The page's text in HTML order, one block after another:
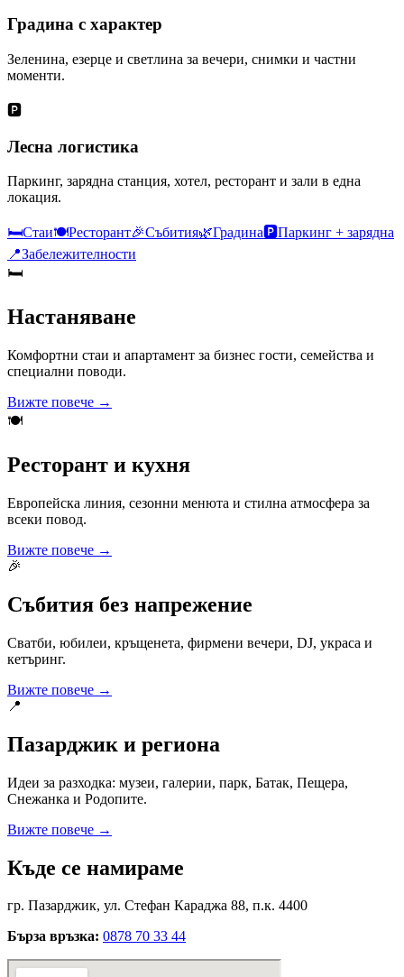
Градина с характер
Зеленина, езерце и светлина за вечери, снимки и частни
моменти.
🅿️
Лесна логистика
Паркинг, зарядна станция, хотел, ресторант и зали в една
локация.
🛏️Стаи🍽️Ресторант🎉Събития🌿Градина🅿️Паркинг + зарядна
📍Забележителности
🛏️
Настаняване
Комфортни стаи и апартамент за бизнес гости, семейства и
специални поводи.
Вижте повече →
🍽️
Ресторант и кухня
Европейска линия, сезонни менюта и стилна атмосфера за
всеки повод.
Вижте повече →
🎉
Събития без напрежение
Сватби, юбилеи, кръщенета, фирмени вечери, DJ, украса и
кетъринг.
Вижте повече →
📍
Пазарджик и региона
Идеи за разходка: музеи, галерии, парк, Батак, Пещера,
Снежанка и Родопите.
Вижте повече →
Къде се намираме
гр. Пазарджик, ул. Стефан Караджа 88, п.к. 4400
Бърза връзка: 0878 70 33 44